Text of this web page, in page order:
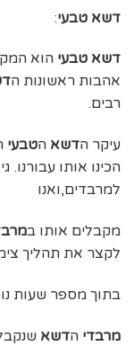
דשא טבעי:
דשא טבעי הוא
אהבות ראשונות ה
רבים.
עיקר הדשא הטבעי
הכינו אותו
למרבדים,ואנו
מקבלים אותו ב
לקצר את תהליך
בתוך מספר שעות
מרבדי הדשא שנקבל